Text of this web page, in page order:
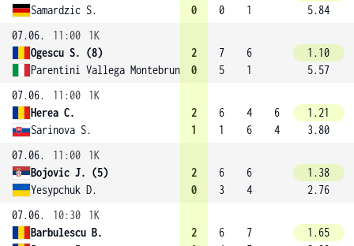
Samardzic S.
0
0
1
5.84
07.06.
11:00
1K
Ogescu S. (8)
Parentini Vallega Montebruno G.
2
0
7
5
6
1
1.10
5.57
07.06.
11:00
1K
Herea C.
Sarinova S.
2
1
6
1
4
6
6
4
1.21
3.80
07.06.
11:00
1K
Bojovic J. (5)
Yesypchuk D.
2
0
6
3
6
4
1.38
2.76
07.06.
10:30
1K
Barbulescu B.
2
6
7
1.65